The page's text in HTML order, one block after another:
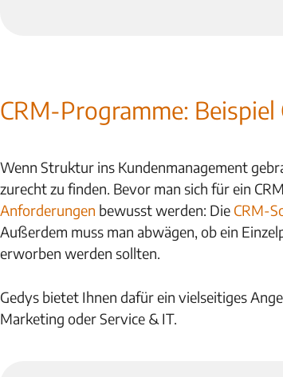
CRM-Programme: Beispiel
Wenn Struktur ins Kundenmanagement
zurecht zu finden. Bevor man sich für ein
Anforderungen bewusst werden: Die CRM-
Außerdem muss man abwägen, ob ein
erworben werden sollten.
Gedys bietet Ihnen dafür ein vielseitiges
Marketing oder Service & IT.